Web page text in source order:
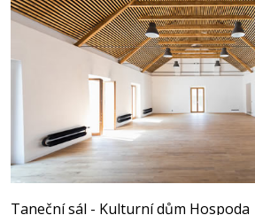
Taneční sál - Kulturní dům Hospoda